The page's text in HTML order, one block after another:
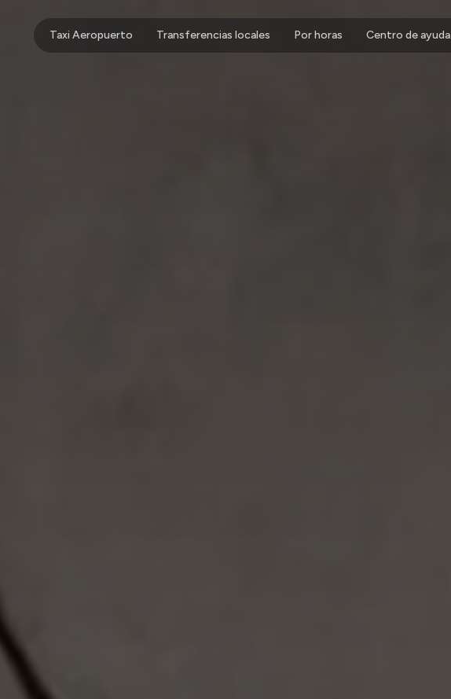
Taxi Aeropuerto Transferencias locales Por horas Centro de ayuda